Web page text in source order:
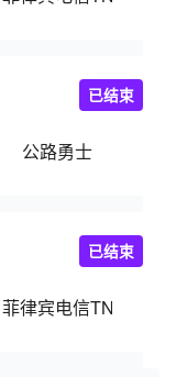
公路勇士
已结束
菲律宾电信TNT
已结束